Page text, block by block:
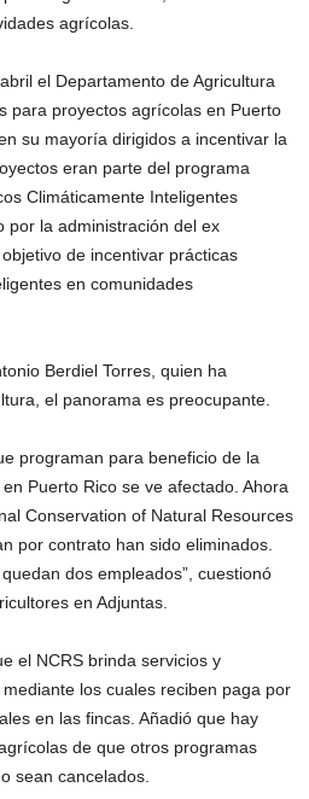
agrícolas.
el Departamento de Agricultura
para proyectos agrícolas en Puerto
su mayoría dirigidos a incentivar la
eran parte del programa
Climáticamente Inteligentes
por la administración del ex
de incentivar prácticas
en comunidades
Berdiel Torres, quien ha
el panorama es preocupante.
programan para beneficio de la
Puerto Rico se ve afectado. Ahora
Conservation of Natural Resources
por contrato han sido eliminados.
dos empleados”, cuestionó
en Adjuntas.
el NCRS brinda servicios y
los cuales reciben paga por
en las fincas. Añadió que hay
de que otros programas
sean cancelados.